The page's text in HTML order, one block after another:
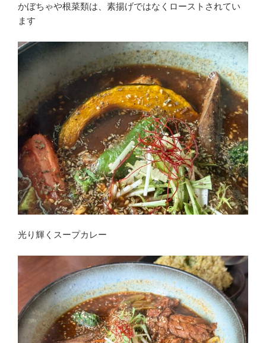
かぼちゃや根菜類は、素揚げではなくローストされてい
ます
光り輝くスープカレー